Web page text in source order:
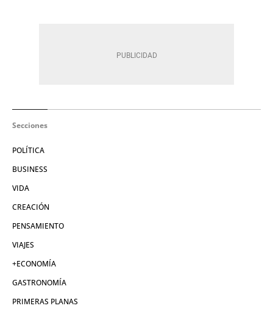
Secciones
POLÍTICA
BUSINESS
VIDA
CREACIÓN
PENSAMIENTO
VIAJES
+ECONOMÍA
GASTRONOMÍA
PRIMERAS PLANAS